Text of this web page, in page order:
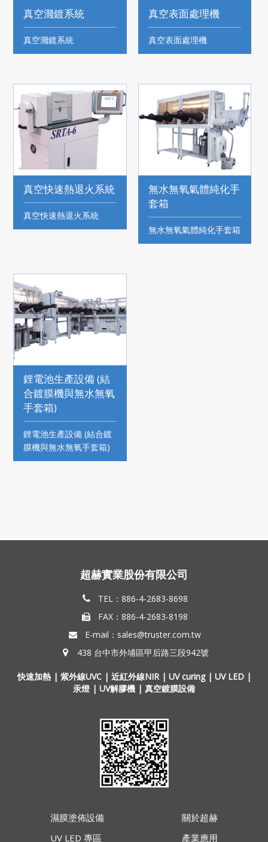
真空濺鍍系統
真空濺鍍系統
真空表面處理機
真空表面處理機
真空快速熱退火系統
真空快速熱退火系統
無水無氧氣體純化手
套箱
無水無氧氣體純化手套箱
鋰電池生產設備 (結
合鍍膜機與無水無氧
手套箱)
鋰電池生產設備 (結合鍍
膜機與無水無氧手套箱)
超赫實業股份有限公司
TEL：886-4-2683-8698
FAX：886-4-2683-8198
E-mail： sales@truster.com.tw
438 台中市外埔區甲后路三段942號
快速加熱 | 紫外線UVC | 近紅外線NIR | UV curing | UV LED|
汞燈 | UV解膠機 | 真空鍍膜設備
濕膜塗佈設備
UV LED 專區
關於超赫
產業應用